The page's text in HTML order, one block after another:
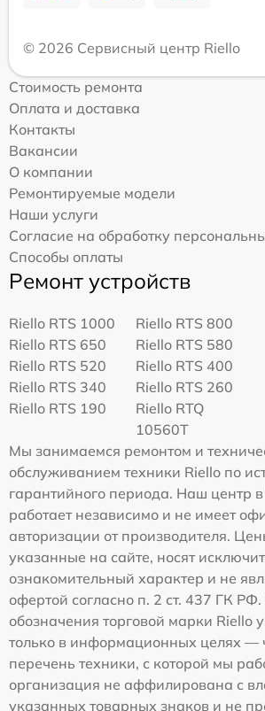
© 2026 Сервисный центр Riello
Стоимость ремонта
Оплата и доставка
Контакты
Вакансии
О компании
Ремонтируемые модели
Наши услуги
Согласие на обработку
Способы оплаты
Ремонт устройств
Riello RTS 1000
Riello RTS 800
Riello RTS 650
Riello RTS 580
Riello RTS 520
Riello RTS 400
Riello RTS 340
Riello RTS 260
Riello RTS 190
Riello RTQ
10560T
Мы занимаемся ремонтом и
обслуживанием техники Riello по
гарантийного периода. Наш центр
работает независимо и не имеет
авторизации от производителя.
указанные на сайте, носят
ознакомительный характер и не
офертой согласно п. 2 ст. 437 ГК
обозначения торговой марки Riello
только в информационных целях —
перечень техники, с которой мы
организация не аффилирована с
указанных товарных знаков и не